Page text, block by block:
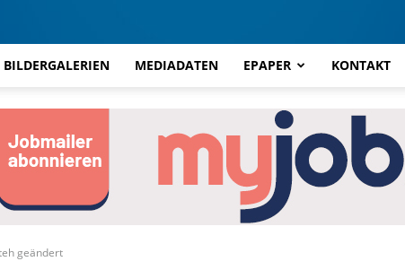
BILDERGALERIEN MEDIADATEN EPAPER KONTAKT
geändert